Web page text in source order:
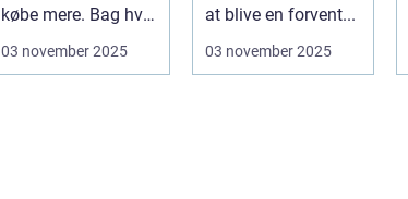
købe mere. Bag hver
...
03 november 2025
at blive en forvent...
03 november 2025